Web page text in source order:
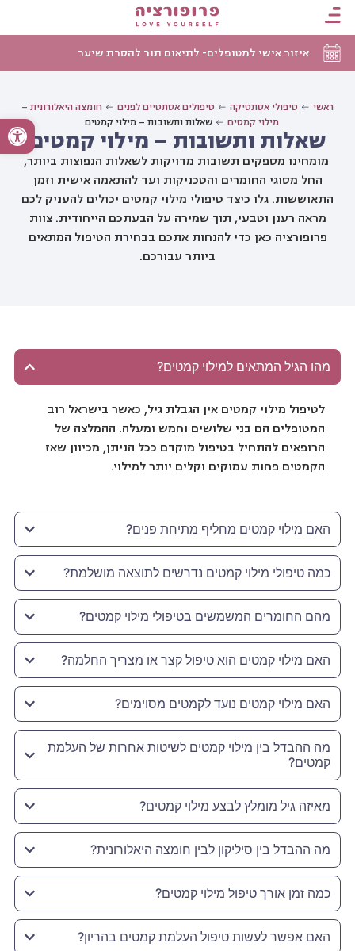
פתח
איזור אישי למטופלים- לתיאום תור להסרת שיער
ראשי טיפולי אסתטיקה טיפולים אסתטיים לפנים
חומצה היאלורונית –
מילוי קמטים
שאלות ותשובות – מילוי קמטים
שאלות ותשובות – מילוי קמטים
מומחינו מספקים תשובות מדויקות לשאלות הנפוצות ביותר,
החל מסוגי החומרים והטכניקות ועד להתאמה אישית וזמן
התאוששות. גלו כיצד טיפולי מילוי קמטים יכולים להעניק לכם
מראה רענן וטבעי, תוך שמירה על הבעתכם הייחודית. צוות
פרופורציה כאן כדי להנחות אתכם בבחירת הטיפול המתאים
ביותר עבורכם.
מהו הגיל המתאים למילוי קמטים?
לטיפול מילוי קמטים אין הגבלת גיל, כאשר בישראל רוב
המטופלים הם בני שלושים וחמש ומעלה. ההמלצה של
הרופאים להתחיל בטיפול מוקדם ככל הניתן, מכיוון שאז
הקמטים פחות עמוקים וקלים יותר למילוי.
האם מילוי קמטים מחליף מתיחת פנים?
כמה טיפולי מילוי קמטים נדרשים לתוצאה מושלמת?
מהם החומרים המשמשים בטיפולי מילוי קמטים?
האם מילוי קמטים הוא טיפול קצר או מצריך החלמה?
האם מילוי קמטים נועד לקמטים מסוימים?
מה ההבדל בין מילוי קמטים לשיטות אחרות של העלמת
קמטים?
מאיזה גיל מומלץ לבצע מילוי קמטים?
מה ההבדל בין סיליקון לבין חומצה היאלורונית?
כמה זמן אורך טיפול מילוי קמטים?
האם אפשר לעשות טיפול העלמת קמטים בהריון?